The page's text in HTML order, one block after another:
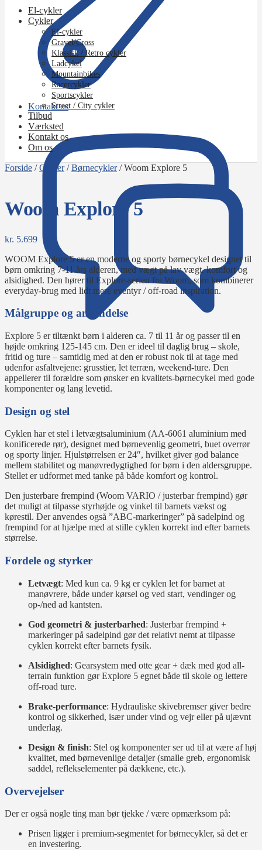
Kontakt os
El-cykler
Cykler
El-cykler
Gravel/Cross
Klassisk / Retro cykler
Ladcykel
Mountainbikes
Racercykler
Sportscykler
Street / City cykler
Tilbud
Værksted
Kontakt os
Om os
Forside /Cykler/Børnecykler/Woom Explore 5
Woom Explore 5
kr. 5.699
WOOM Explore 5 er en moderne og sporty børnecykel designet til
børn omkring 7-11 års alderen, med vægt på lav vægt, komfort og
alsidighed. Den hører til Explore-serien fra Woom, som kombinerer
everyday-brug med lidt mere eventyr / off-road inspiration.
Målgruppe og anvendelse
Explore 5 er tiltænkt børn i alderen ca. 7 til 11 år og passer til en
højde omkring 125-145 cm. Den er ideel til daglig brug – skole,
fritid og ture – samtidig med at den er robust nok til at tage med
udenfor asfaltvejene: grusstier, let terræn, weekend-ture. Den
appellerer til forældre som ønsker en kvalitets-børnecykel med gode
komponenter og lang levetid.
Design og stel
Cyklen har et stel i letvægtsaluminium (AA-6061 aluminium med
konificerede rør), designet med børnevenlig geometri, buet overrør
og sporty linjer. Hjulstørrelsen er 24″, hvilket giver god balance
mellem stabilitet og manøvredygtighed for børn i den aldersgruppe.
Stellet er udformet med tanke på både komfort og kontrol.
Den justerbare frempind (Woom VARIO / justerbar frempind) gør
det muligt at tilpasse styrhøjde og vinkel til barnets vækst og
kørestil. Der anvendes også ”ABC-markeringer” på sadelpind og
frempind for at hjælpe med at stille cyklen korrekt ind efter barnets
størrelse.
Fordele og styrker
Letvægt: Med kun ca. 9 kg er cyklen let for barnet at
manøvrere, både under kørsel og ved start, vendinger og
op-/ned ad kantsten.
God geometri & justerbarhed: Justerbar frempind +
markeringer på sadelpind gør det relativt nemt at tilpasse
cyklen korrekt efter barnets fysik.
Alsidighed: Gearsystem med otte gear + dæk med god all-
terrain funktion gør Explore 5 egnet både til skole og lettere
off-road ture.
Brake-performance: Hydrauliske skivebremser giver bedre
kontrol og sikkerhed, især under vind og vejr eller på ujævnt
underlag.
Design & finish: Stel og komponenter ser ud til at være af høj
kvalitet, med børnevenlige detaljer (smalle greb, ergonomisk
saddel, reflekselementer på dækkene, etc.).
Overvejelser
Der er også nogle ting man bør tjekke / være opmærksom på:
Prisen ligger i premium-segmentet for børnecykler, så det er
en investering.